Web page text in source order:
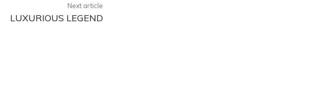
Next article
LUXURIOUS LEGEND